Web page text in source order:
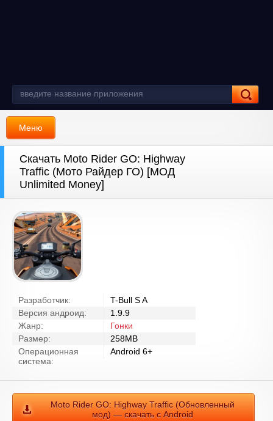
Меню
Скачать Moto Rider GO: Highway
Traffic (Мото Райдер ГО) [МОД
Unlimited Money]
Разработчик:
T-Bull S A
Версия андроид:
1.9.9
Жанр:
Гонки
Размер:
258MB
Операционная
система:
Android 6+
Moto Rider GO: Highway Traffic (Обновленный
мод) — скачать с Android